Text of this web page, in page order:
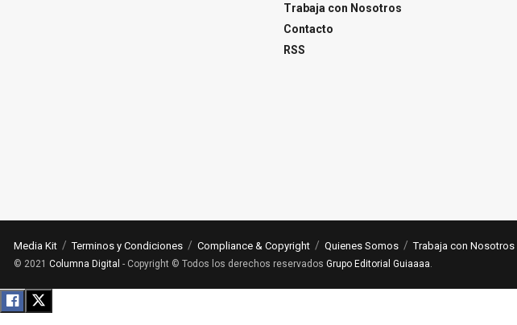
Trabaja con Nosotros
Contacto
RSS
Media Kit Terminos y Condiciones Compliance & Copyright Quienes Somos Trabaja con Nosotros
© 2021 Columna Digital - Copyright © Todos los derechos reservados Grupo Editorial Guiaaaa